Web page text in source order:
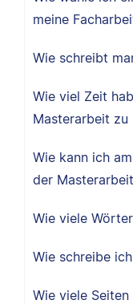
meine
Wie schreibt
Wie viel Zeit
Masterarbeit zu
Wie kann ich
der
Wie viele
Wie schreibe
Wie viele